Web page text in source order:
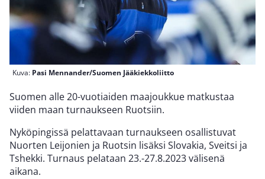
Kuva: Pasi Mennander/Suomen Jääkiekkoliitto
Suomen alle 20-vuotiaiden maajoukkue matkustaa
viiden maan turnaukseen Ruotsiin.
Nyköpingissä pelattavaan turnaukseen osallistuvat
Nuorten Leijonien ja Ruotsin lisäksi Slovakia, Sveitsi ja
Tshekki. Turnaus pelataan 23.-27.8.2023 välisenä
aikana.